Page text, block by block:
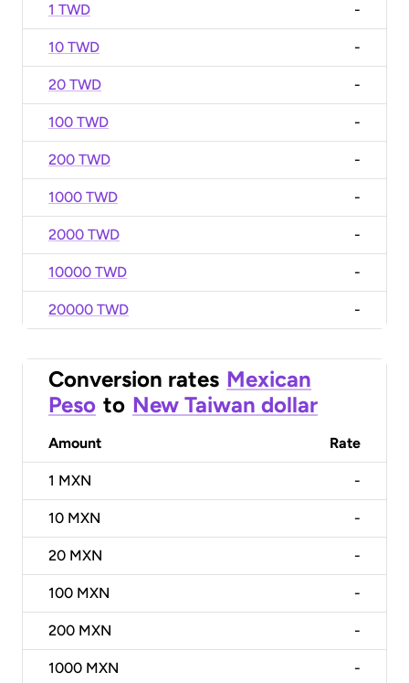
1 TWD -
10 TWD -
20 TWD -
100 TWD -
200 TWD -
1000 TWD -
2000 TWD -
10000 TWD -
20000 TWD -
Conversion rates Mexican
Peso to New Taiwan dollar
Amount Rate
1 MXN -
10 MXN -
20 MXN -
100 MXN -
200 MXN -
1000 MXN -